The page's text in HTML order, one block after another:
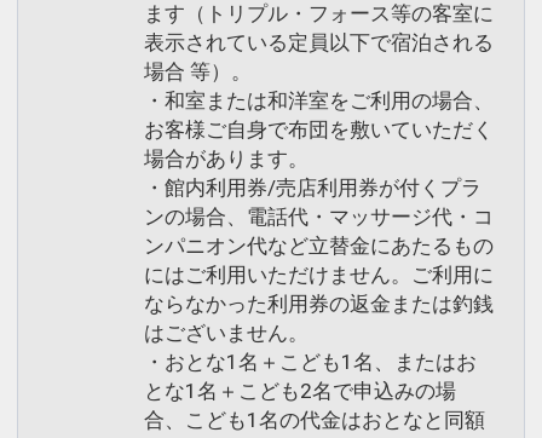
ます（トリプル・フォース等の客室に
表示されている定員以下で宿泊される
場合 等）。
・和室または和洋室をご利用の場合、
お客様ご自身で布団を敷いていただく
場合があります。
・館内利用券/売店利用券が付くプラ
ンの場合、電話代・マッサージ代・コ
ンパニオン代など立替金にあたるもの
にはご利用いただけません。ご利用に
ならなかった利用券の返金または釣銭
はございません。
・おとな1名＋こども1名、またはお
とな1名＋こども2名で申込みの場
合、こども1名の代金はおとなと同額